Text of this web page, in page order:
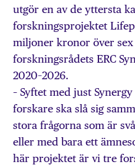
utgör en av de yttersta
forskningsprojektet
miljoner kronor över
forskningsrådets ERC
2020–2026.
– Syftet med just
forskare ska slå sig
stora frågorna som är
eller med bara ett
här projektet är vi tre